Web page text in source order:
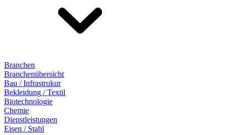
Branchen
Branchenübersicht
Bau / Infrastrukur
Bekleidung / Textil
Biotechnologie
Chemie
Dienstleistungen
Eisen / Stahl